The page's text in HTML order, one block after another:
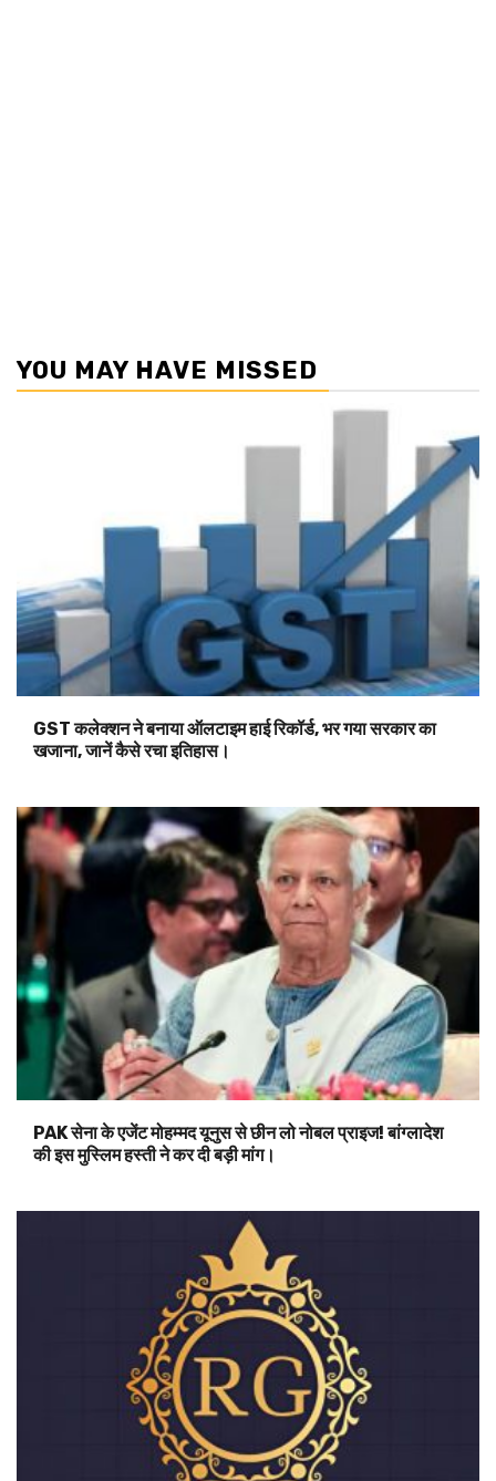
YOU MAY HAVE MISSED
GST कलेक्शन ने बनाया ऑलटाइम हाई रिकॉर्ड, भर गया सरकार का
खजाना, जानें कैसे रचा इतिहास।
PAK सेना के एजेंट मोहम्मद यूनुस से छीन लो नोबल प्राइज! बांग्लादेश
की इस मुस्लिम हस्ती ने कर दी बड़ी मांग।